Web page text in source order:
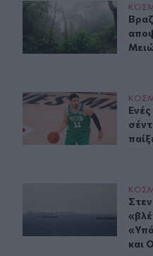
Βραζιλία: Σε χαμηλό
Ενές Καντέρ: Ο Τούρκος
Στενά του Ορμούζ: Οι
και